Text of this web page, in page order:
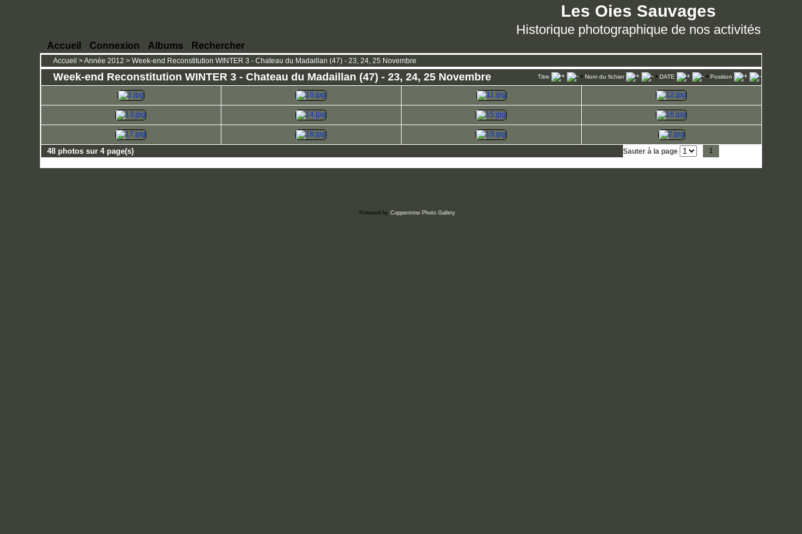
Les Oies Sauvages
Historique photographique de nos activités
Accueil Connexion Albums Rechercher
Accueil >Année 2012 > Week-end Reconstitution WINTER 3 - Chateau du Madaillan (47) - 23, 24, 25 Novembre
Week-end Reconstitution WINTER 3 - Chateau du Madaillan (47) - 23, 24, 25 Novembre Titre • Nom du fichier • DATE • Position
48 photos sur 4 page(s) Sauter à la page 1
Powered by Coppermine Photo Gallery